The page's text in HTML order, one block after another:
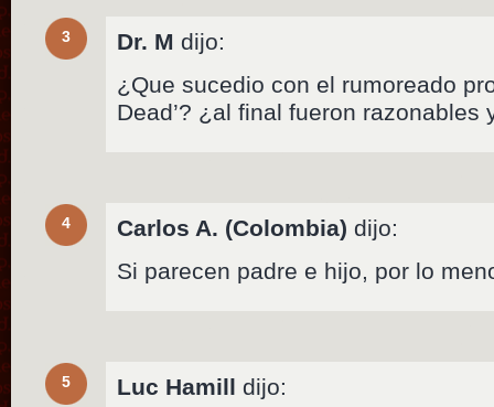
3 Dr. M dijo:
¿Que sucedio con el rumoreado
Dead’? ¿al final fueron razonables
4 Carlos A. (Colombia) dijo:
Si parecen padre e hijo, por lo
5 Luc Hamill dijo: